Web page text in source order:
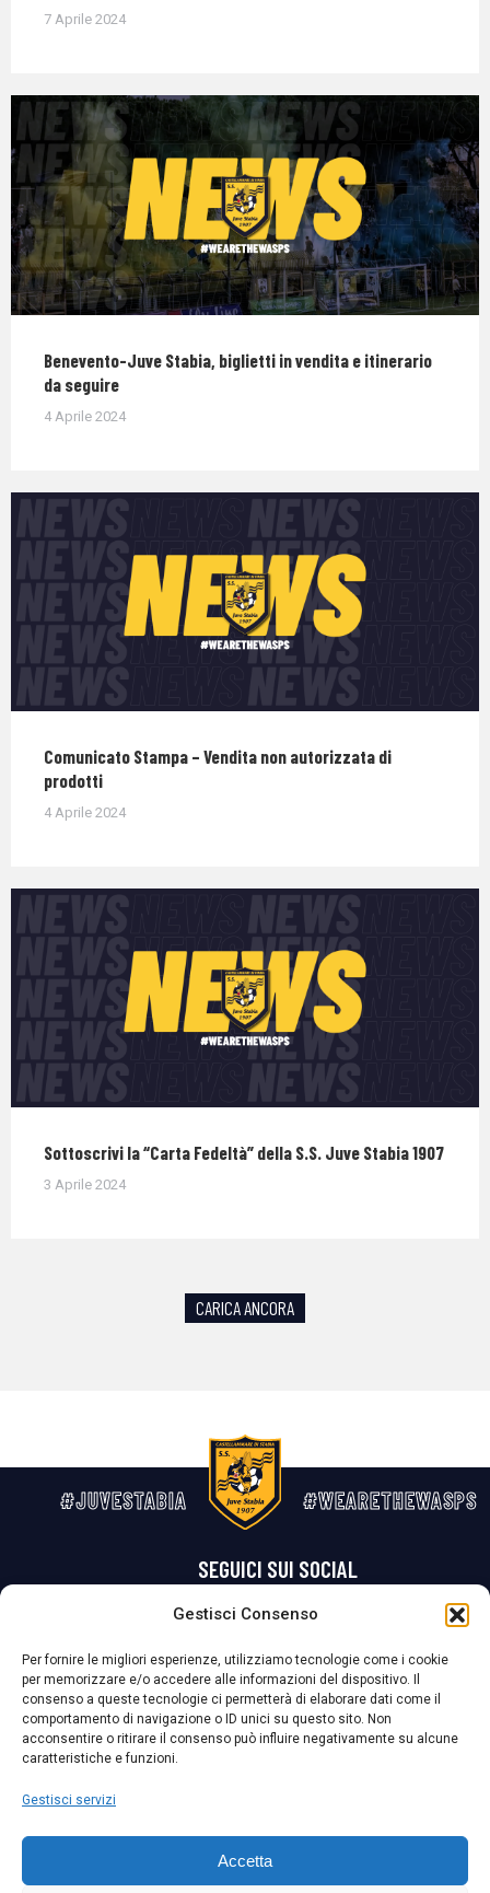
Gestisci Consenso
Per fornire le migliori esperienze, utilizziamo tecnologie come i cookie
per memorizzare e/o accedere alle informazioni del dispositivo. Il
consenso a queste tecnologie ci permetterà di elaborare dati come il
comportamento di navigazione o ID unici su questo sito. Non
acconsentire o ritirare il consenso può influire negativamente su alcune
caratteristiche e funzioni.
Gestisci servizi
Accetta
7 Aprile 2024
Benevento-Juve Stabia, biglietti in vendita e itinerario
da seguire
4 Aprile 2024
Comunicato Stampa – Vendita non autorizzata di
prodotti
4 Aprile 2024
Sottoscrivi la “Carta Fedeltà” della S.S. Juve Stabia 1907
3 Aprile 2024
CARICA ANCORA
#JUVESTABIA #WEARETHEWASPS
SEGUICI SUI SOCIAL
La Società ha nominato il Responsabile della Protezione dei Dati Personali (DPO), figura specializzata che vigila sulle modalità adottate dalla
nostra Società per tutelare i Suoi dati personali.